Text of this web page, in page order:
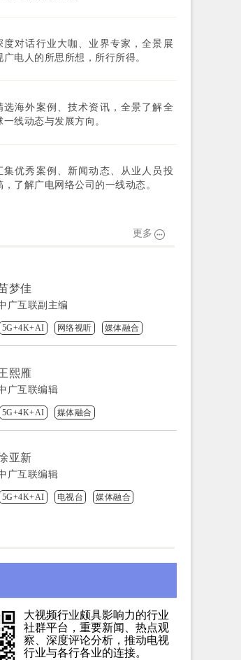
度对话行业大咖、业界专家，全景展
广电人的所思所想，所行所得。
选海外案例、技术资讯，全景了解全
一线动态与发展方向。
集优秀案例、新闻动态、从业人员投
，了解广电网络公司的一线动态。
更多
梦佳
广互联副主编
5G+4K+AI 网络视听 媒体融合
熙雁
广互联编辑
5G+4K+AI 媒体融合
亚新
广互联编辑
5G+4K+AI 电视台 媒体融合
大视频行业颇具影响力的行业
社群平台，重要新闻、热点观
察、深度评论分析，推动电视
行业与各行各业的连接。